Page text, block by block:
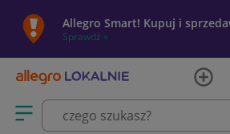
Allegro Smart! Kupuj i
Sprawdź »
Otwórz menu z kategoriami